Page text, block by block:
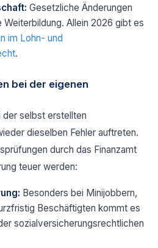
Gesetzliche Änderungen
Allein 2026 gibt es
im Lohn- und
.
bei der eigenen
der selbst erstellten
dieselben Fehler auftreten.
durch das Finanzamt
teuer werden:
Besonders bei Minijobbern,
Beschäftigten kommt es
sozialversicherungsrechtlichen